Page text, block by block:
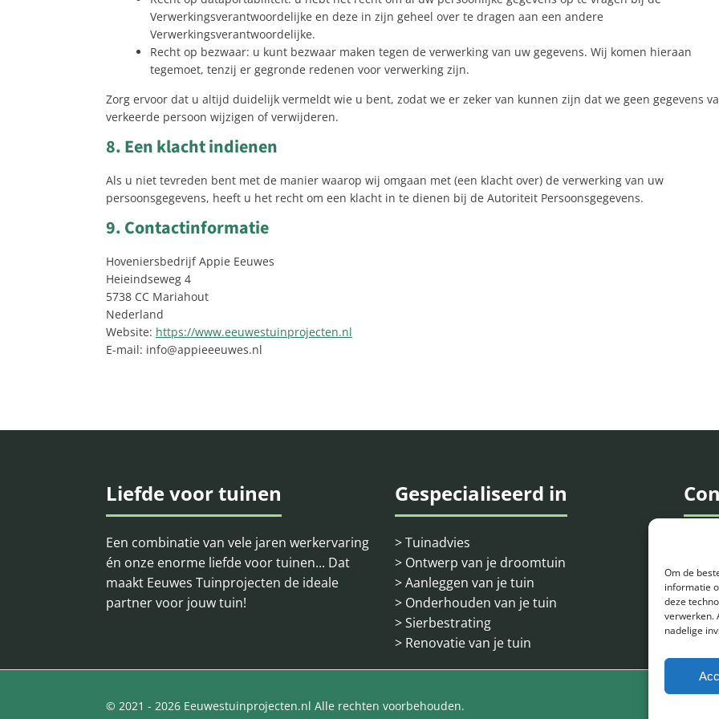
Om de
informatie
deze
verwerken.
nadelige
Verwerkingsverantwoordelijke en deze in zijn geheel over te dragen aan een andere
Verwerkingsverantwoordelijke.
Recht op bezwaar: u kunt bezwaar maken tegen de verwerking van uw gegevens. Wij komen hieraan
tegemoet, tenzij er gegronde redenen voor verwerking zijn.
Zorg ervoor dat u altijd duidelijk vermeldt wie u bent, zodat we er zeker van kunnen zijn dat we geen gegevens
verkeerde persoon wijzigen of verwijderen.
8. Een klacht indienen
Als u niet tevreden bent met de manier waarop wij omgaan met (een klacht over) de verwerking van uw
persoonsgegevens, heeft u het recht om een klacht in te dienen bij de Autoriteit Persoonsgegevens.
9. Contactinformatie
Hoveniersbedrijf Appie Eeuwes
Heieindseweg 4
5738 CC Mariahout
Nederland
Website: https://www.eeuwestuinprojecten.nl
E-mail: info@appieeeuwes.nl
Liefde voor tuinen
Een combinatie van vele jaren werkervaring
én onze enorme liefde voor tuinen... Dat
maakt Eeuwes Tuinprojecten de ideale
partner voor jouw tuin!
Gespecialiseerd in
> Tuinadvies
> Ontwerp van je droomtuin
> Aanleggen van je tuin
> Onderhouden van je tuin
> Sierbestrating
> Renovatie van je tuin
© 2021 - 2026 Eeuwestuinprojecten.nl Alle rechten voorbehouden.